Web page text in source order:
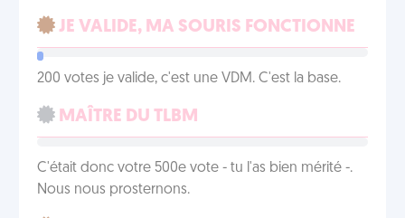
JE VALIDE, MA SOURIS FONCTIONNE
200 votes je valide, c'est une VDM. C'est la base.
MAÎTRE DU TLBM
C'était donc votre 500e vote - tu l'as bien mérité -.
Nous nous prosternons.